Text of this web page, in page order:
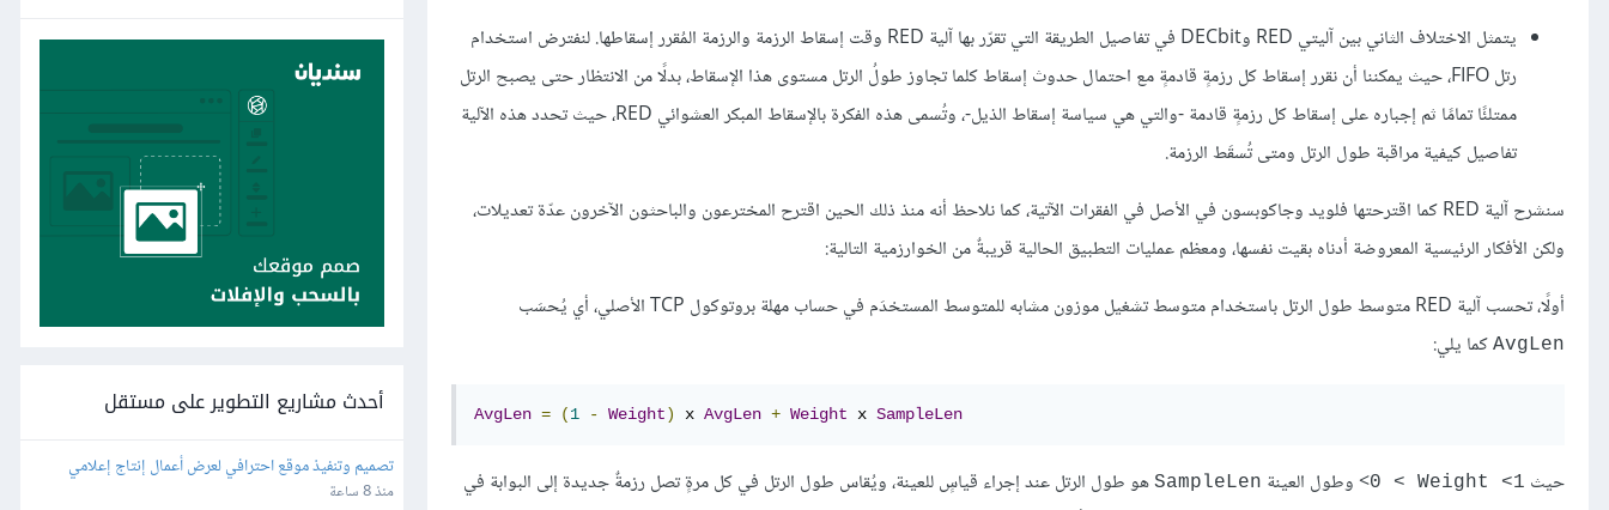
يتمثل الاختلاف الثاني بين آليتي RED وDECbit في تفاصيل الطريقة التي تقرّر بها آلية RED وقت إسقاط الرزمة والرزمة المُقرر إسقاطها. لنفترض استخدام
رتل FIFO، حيث يمكننا أن نقرر إسقاط كل رزمةٍ قادمةٍ مع احتمال حدوث إسقاط كلما تجاوز طولُ الرتل مستوى هذا الإسقاط، بدلًا من الانتظار حتى يصبح الرتل
ممتلئًا تمامًا ثم إجباره على إسقاط كل رزمةٍ قادمة -والتي هي سياسة إسقاط الذيل-، وتُسمى هذه الفكرة بالإسقاط المبكر العشوائي RED، حيث تحدد هذه الآلية
تفاصيل كيفية مراقبة طول الرتل ومتى تُسقَط الرزمة.
سنشرح آلية RED كما اقترحتها فلويد وجاكوبسون في الأصل في الفقرات الآتية، كما نلاحظ أنه منذ ذلك الحين اقترح المخترعون والباحثون الآخرون عدّة تعديلات،
ولكن الأفكار الرئيسية المعروضة أدناه بقيت نفسها، ومعظم عمليات التطبيق الحالية قريبةٌ من الخوارزمية التالية:
أولًا، تحسب آلية RED متوسط طول الرتل باستخدام متوسط تشغيل موزون مشابه للمتوسط المستخدَم في حساب مهلة بروتوكول TCP الأصلي، أي يُحسَب
AvgLen كما يلي:
AvgLen = (1 - Weight) x AvgLen + Weight x SampleLen
حيث ‎< 0 < Weight <1 وطول العينة SampleLen هو طول الرتل عند إجراء قياسٍ للعينة، ويُقاس طول الرتل في كل مرةٍ تصل رزمةٌ جديدة إلى البوابة في
أحدث مشاريع التطوير على مستقل
تصميم وتنفيذ موقع احترافي لعرض أعمال إنتاج إعلامي
منذ 8 ساعة